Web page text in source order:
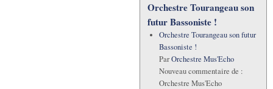
Orchestre Tourangeau son
futur Bassoniste !
Orchestre Tourangeau son futur
Bassoniste !
ParOrchestre Mus'Echo
Nouveau commentaire de :
Orchestre Mus'Echo